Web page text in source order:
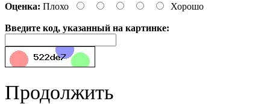
Оценка: Плохо Хорошо
Введите код, указанный на картинке:
Продолжить